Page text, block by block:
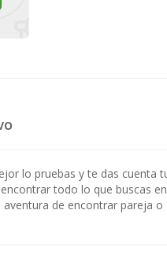
lo pruebas y te das cuenta
todo lo que buscas
de encontrar pareja o